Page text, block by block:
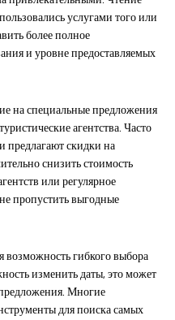
услугами того или
более полное
и уровне предоставляемых
на специальные предложения
агентства. Часто
предлагают скидки на
снизить стоимость
или регулярное
пропустить выгодные
возможность гибкого выбора
изменить даты, это может
Многие
для поиска самых